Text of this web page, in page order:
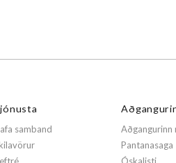
samband
Aðgangurinn
Pantanasaga